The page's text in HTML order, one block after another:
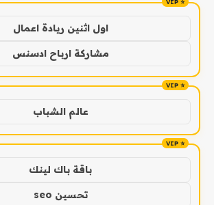
اول اثنين ريادة اعمال
مشاركة ارباح ادسنس
عالم الشباب
باقة باك لينك
تحسين seo